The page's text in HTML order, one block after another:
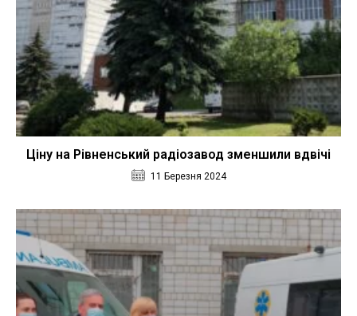
Ціну на Рівненський радіозавод зменшили вдвічі
11 Березня 2024